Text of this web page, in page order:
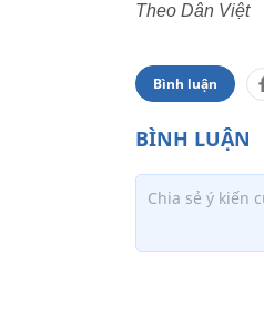
Theo Dân Việt
Bình luận